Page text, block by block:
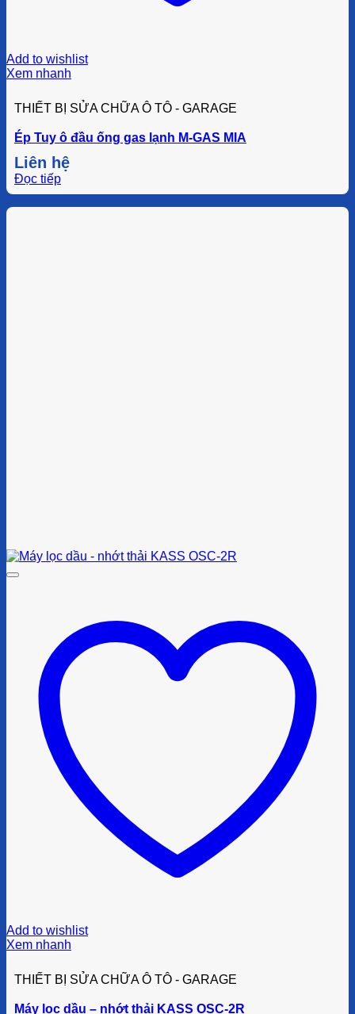
Add to wishlist
Xem nhanh
THIẾT BỊ SỬA CHỮA Ô TÔ - GARAGE
Ép Tuy ô đầu ống gas lạnh M-GAS MIA
Liên hệ
Đọc tiếp
Add to wishlist
Xem nhanh
THIẾT BỊ SỬA CHỮA Ô TÔ - GARAGE
Máy lọc dầu – nhớt thải KASS OSC-2R